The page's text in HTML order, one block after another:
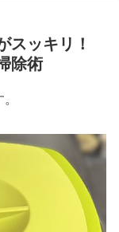
スッキリ！
除術